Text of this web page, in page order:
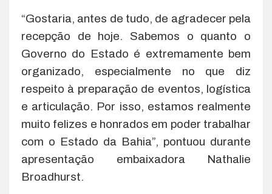
“Gostaria, antes de tudo, de agradecer pela
recepção de hoje. Sabemos o quanto o
Governo do Estado é extremamente bem
organizado, especialmente no que diz
respeito à preparação de eventos, logística
e articulação. Por isso, estamos realmente
muito felizes e honrados em poder trabalhar
com o Estado da Bahia”, pontuou durante
apresentação embaixadora Nathalie
Broadhurst.